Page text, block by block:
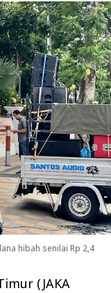
hibah senilai Rp 2,4
(JAKA